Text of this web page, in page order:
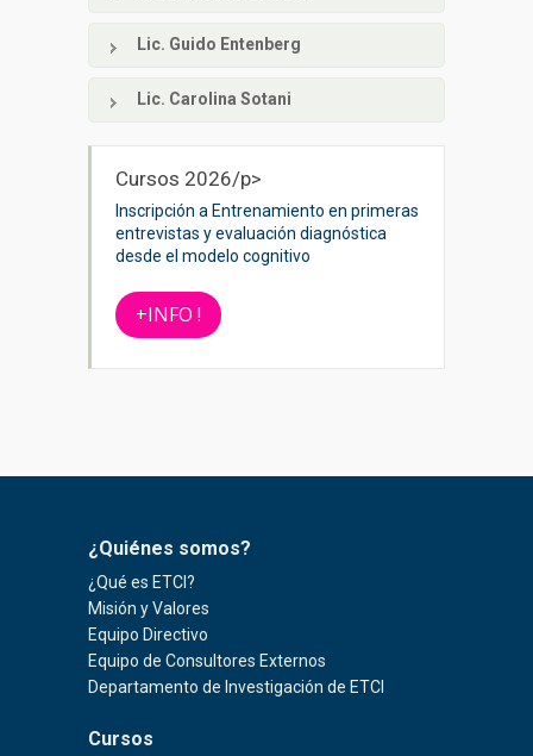
Lic. Guido Entenberg
Lic. Carolina Sotani
Cursos 2026/p>
Inscripción a Entrenamiento en primeras
entrevistas y evaluación diagnóstica
desde el modelo cognitivo
+INFO !
¿Quiénes somos?
¿Qué es ETCI?
Misión y Valores
Equipo Directivo
Equipo de Consultores Externos
Departamento de Investigación de ETCI
Cursos